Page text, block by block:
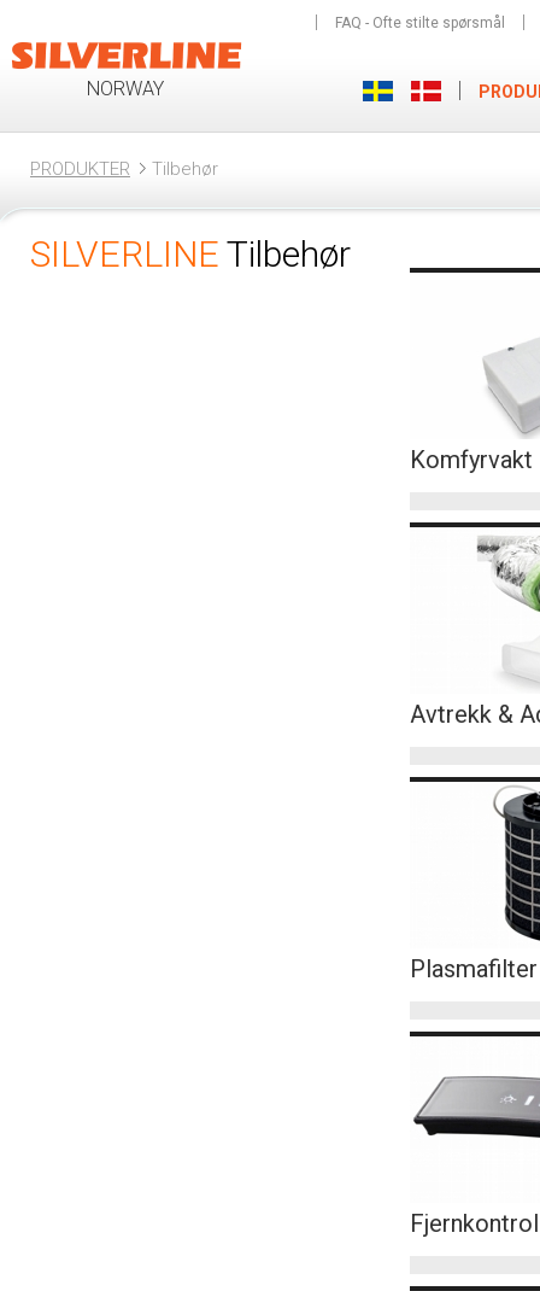
PRODUKTER Tilbehør
SILVERLINE Tilbehør
Komfyrvakt
Avtrekk &
Plasmafilter
FAQ - Ofte stilte spørsmål
NORWAY